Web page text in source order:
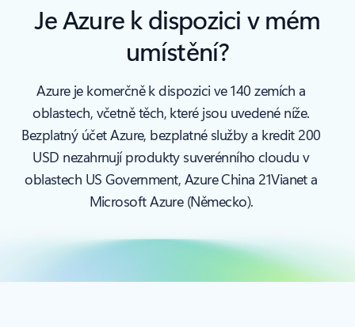
Je Azure k dispozici v mém
umístění?
Azure je komerčně k dispozici ve 140 zemích a
oblastech, včetně těch, které jsou uvedené níže.
Bezplatný účet Azure, bezplatné služby a kredit 200
USD nezahrnují produkty suverénního cloudu v
oblastech US Government, Azure China 21Vianet a
Microsoft Azure (Německo).